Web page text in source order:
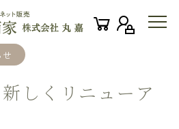
しくリニューア
せ